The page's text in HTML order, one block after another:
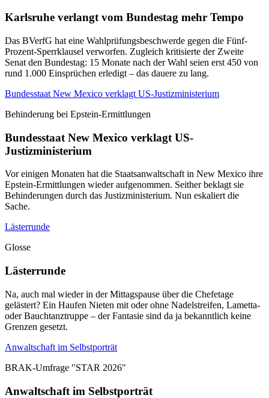
Karlsruhe verlangt vom Bundestag mehr Tempo
Das BVerfG hat eine Wahlprüfungsbeschwerde gegen die Fünf-
Prozent-Sperrklausel verworfen. Zugleich kritisierte der Zweite
Senat den Bundestag: 15 Monate nach der Wahl seien erst 450 von
rund 1.000 Einsprüchen erledigt – das dauere zu lang.
Bundesstaat New Mexico verklagt US-Justizministerium
Behinderung bei Epstein-Ermittlungen
Bundesstaat New Mexico verklagt US-
Justizministerium
Vor einigen Monaten hat die Staatsanwaltschaft in New Mexico ihre
Epstein-Ermittlungen wieder aufgenommen. Seither beklagt sie
Behinderungen durch das Justizministerium. Nun eskaliert die
Sache.
Lästerrunde
Glosse
Lästerrunde
Na, auch mal wieder in der Mittagspause über die Chefetage
gelästert? Ein Haufen Nieten mit oder ohne Nadelstreifen, Lametta-
oder Bauchtanztruppe – der Fantasie sind da ja bekanntlich keine
Grenzen gesetzt.
Anwaltschaft im Selbstporträt
BRAK-Umfrage "STAR 2026"
Anwaltschaft im Selbstporträt